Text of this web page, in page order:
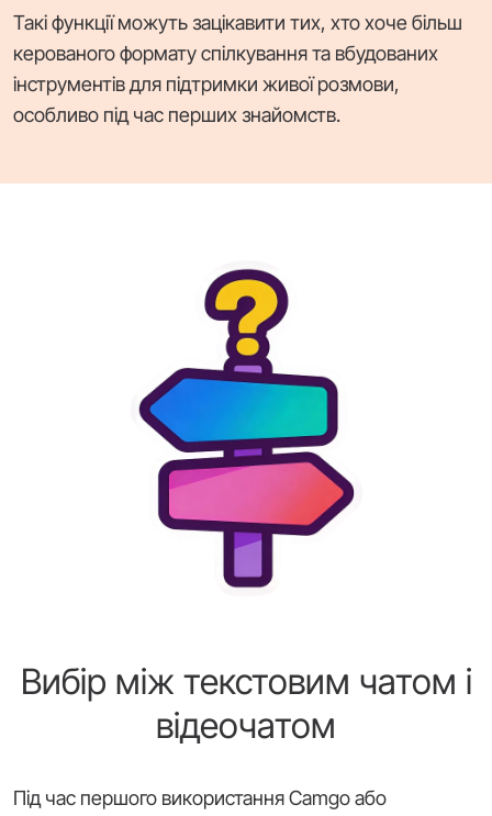
Такі функції можуть зацікавити тих, хто хоче більш
керованого формату спілкування та вбудованих
інструментів для підтримки живої розмови,
особливо під час перших знайомств.
Вибір між текстовим чатом і
відеочатом
Під час першого використання Camgo або